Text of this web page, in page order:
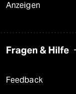
Anzeigen
Fragen & Hilfe
Feedback